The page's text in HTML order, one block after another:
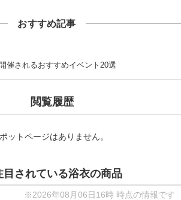
おすすめ記事
催されるおすすめイベント20選
閲覧履歴
ットページはありません。
されている浴衣の商品
※2026年08月06日16時 時点の情報です